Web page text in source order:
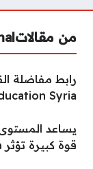
من مقالات
Syria
يساعد
قوة كبيرة